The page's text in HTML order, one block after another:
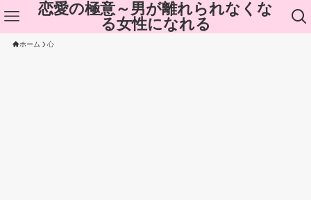
恋愛の極意～男が離れられなくな
る女性になれる
ホーム 心